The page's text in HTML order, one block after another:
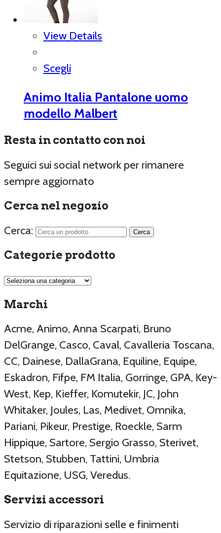
View Details
Scegli
Animo Italia Pantalone uomo
modello Malbert
Resta in contatto con noi
Seguici sui social network per rimanere
sempre aggiornato
Cerca nel negozio
Cerca:
Categorie prodotto
Marchi
Acme, Animo, Anna Scarpati, Bruno
DelGrange, Casco, Caval, Cavalleria Toscana,
CC, Dainese, DallaGrana, Equiline, Equipe,
Eskadron, Fifpe, FM Italia, Gorringe, GPA, Key-
West, Kep, Kieffer, Komutekir, JC, John
Whitaker, Joules, Las, Medivet, Omnika,
Pariani, Pikeur, Prestige, Roeckle, Sarm
Hippique, Sartore, Sergio Grasso, Sterivet,
Stetson, Stubben, Tattini, Umbria
Equitazione, USG, Veredus.
Servizi accessori
Servizio di riparazioni selle e finimenti